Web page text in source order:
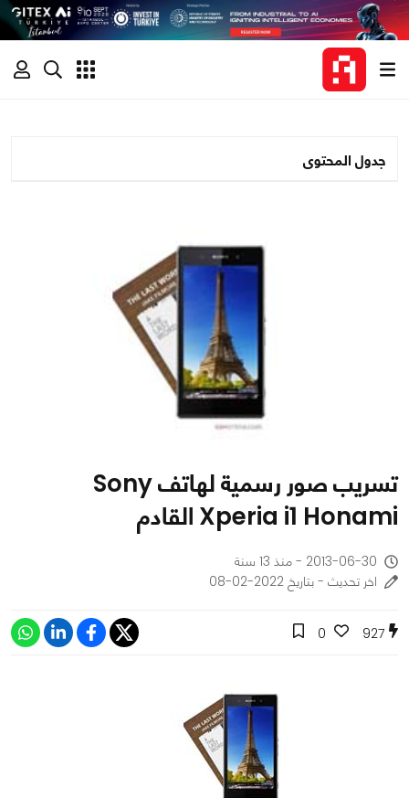
جدول المحتوى
تسريب صور رسمية لهاتف Sony
Xperia i1 Honami القادم
2013-06-30 - منذ 13 سنة
اخر تحديث - بتاريخ 2022-02-08
927
0